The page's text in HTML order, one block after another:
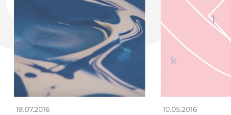
19.07.2016 10.05.2016